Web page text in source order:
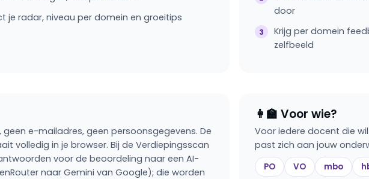
je radar, niveau per domein en groeitips
door
Krijg per domein
zelfbeeld
e-mailadres, geen persoonsgegevens. De
volledig in je browser. Bij de Verdiepingsscan
voor de beoordeling naar een AI-
naar Gemini van Google); die worden
👩‍🏫 Voor wie?
Voor iedere docent die
past zich aan jouw
PO VO mbo